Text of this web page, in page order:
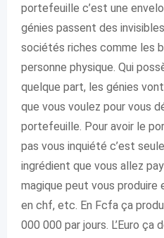
portefeuille c’est une
génies passent des
sociétés riches comme les
personne physique. Qui
quelque part, les génies
que vous voulez pour vous
portefeuille. Pour avoir le
pas vous inquiété c’est
ingrédient que vous allez
magique peut vous produire
en chf, etc. En Fcfa ça
000 000 par jours. L’Euro